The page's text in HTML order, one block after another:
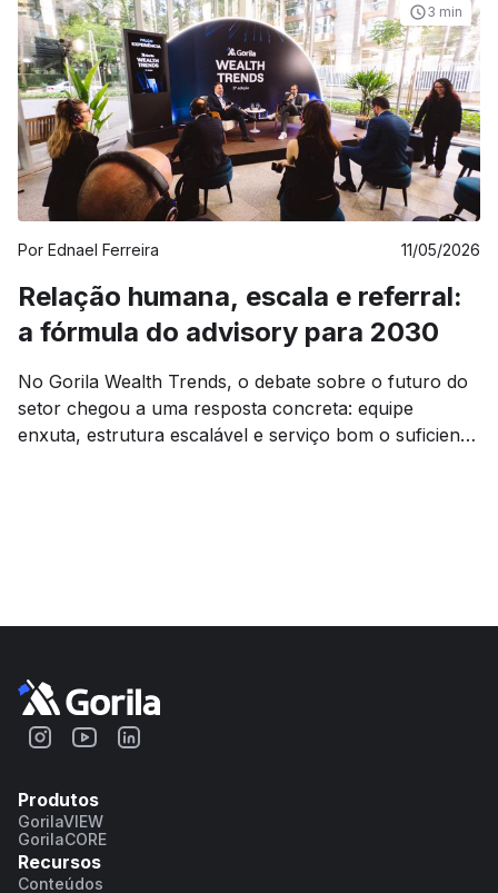
3 min
Por Ednael Ferreira 11/05/2026
Relação humana, escala e referral:
a fórmula do advisory para 2030￼
No Gorila Wealth Trends, o debate sobre o futuro do
setor chegou a uma resposta concreta: equipe
enxuta, estrutura escalável e serviço bom o suficiente
Produtos
GorilaVIEW
GorilaCORE
Recursos
Conteúdos